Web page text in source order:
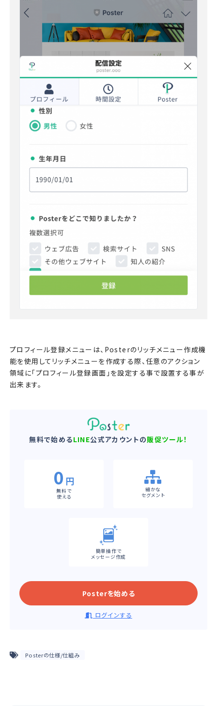
プロフィール登録メニューは、Posterのリッチメニュー作成機
能を使用してリッチメニューを作成する際、任意のアクション
領域に「プロフィール登録画面」を設定する事で設置する事が
出来ます。
無料で始めるLINE公式アカウントの販促ツール！
0 円
無料で
使える
細かな
セグメント
簡単操作で
メッセージ作成
Posterを始める
ログインする
Posterの仕様/仕組み